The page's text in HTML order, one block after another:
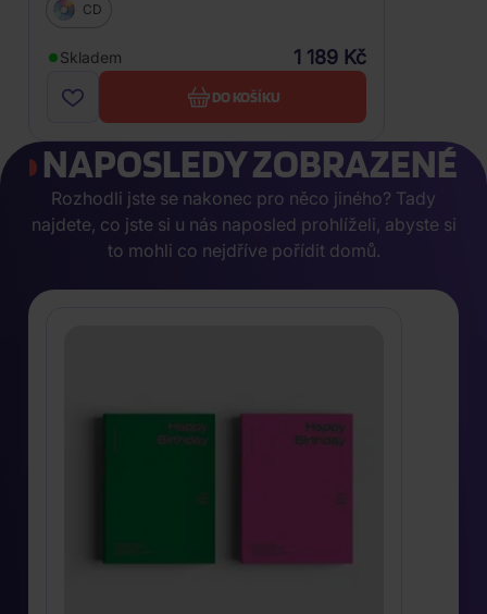
CD
Skladem 1 189 Kč
DO KOŠÍKU
NAPOSLEDY ZOBRAZENÉ
Rozhodli jste se nakonec pro něco jiného? Tady
najdete, co jste si u nás naposled prohlíželi, abyste si
to mohli co nejdříve pořídit domů.